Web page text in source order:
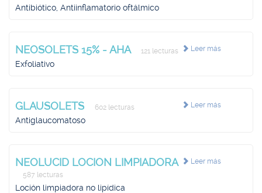
Antibiótico, Antiinflamatorio oftálmico
Leer más
NEOSOLETS 15% - AHA 121 lecturas
Exfoliativo
Leer más
GLAUSOLETS 602 lecturas
Antiglaucomatoso
Leer más
NEOLUCID LOCION LIMPIADORA
587 lecturas
Loción limpiadora no lipídica